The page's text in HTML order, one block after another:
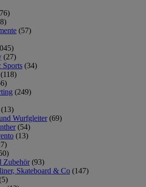
(57)
(27)
Sports (34)
(118)
(249)
(13)
Wurfgleiter (69)
(54)
(13)
Zubehör (93)
Skateboard & Co (147)